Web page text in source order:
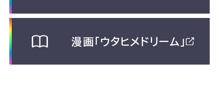
漫画「ウタヒメドリーム」